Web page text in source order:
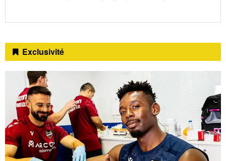
Exclusivité